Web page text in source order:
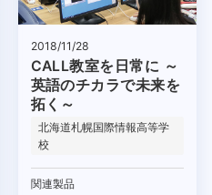
2018/11/28
CALL教室を日常に ～
英語のチカラで未来を
拓く～
北海道札幌国際情報高等学
校
関連製品